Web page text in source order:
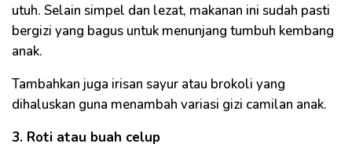
utuh. Selain simpel dan lezat, makanan ini sudah pasti
bergizi yang bagus untuk menunjang tumbuh kembang
anak.
Tambahkan juga irisan sayur atau brokoli yang
dihaluskan guna menambah variasi gizi camilan anak.
3. Roti atau buah celup